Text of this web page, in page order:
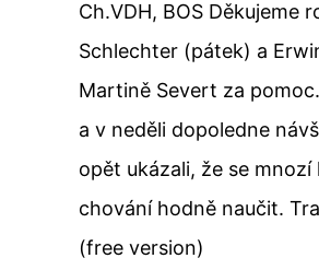
Ch.VDH, BOS Děkujeme
Schlechter (pátek) a
Martině Severt za
a v neděli dopoledne
opět ukázali, že se
chování hodně naučit.
(free version)